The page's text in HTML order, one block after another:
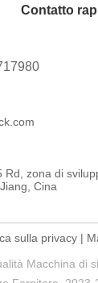
Contatto
Rd, zona di
Cina
sulla privacy |
Macchina di